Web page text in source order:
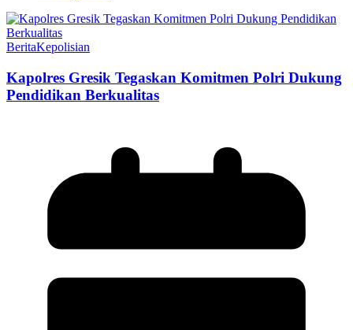
BeritaKepolisian
Kapolres Gresik Tegaskan Komitmen Polri Dukung
Pendidikan Berkualitas